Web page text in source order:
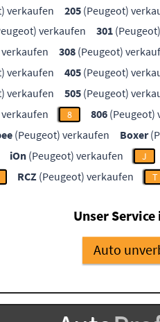
verkaufen 205 (Peugeot)
verkaufen 301
308 (Peugeot)
verkaufen 405 (Peugeot)
verkaufen 505 (Peugeot)
8 806 (Peugeot)
(Peugeot) verkaufen Boxer
iOn (Peugeot) verkaufen J
RCZ (Peugeot) verkaufen T
Unser
Auto